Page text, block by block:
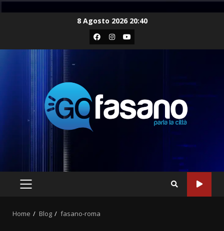
8 Agosto 2026 20:40
Facebook
Instagram
Youtube
PRIMARY
Home Blog fasano-roma